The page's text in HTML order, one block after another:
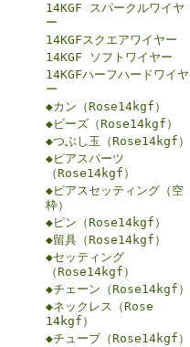
14KGF スパークルワイヤ
ー
14KGFスクエアワイヤー
14KGF ソフトワイヤー
14KGFハーフハードワイヤ
ー
◆カン（Rose14kgf）
◆ビーズ（Rose14kgf）
◆つぶし玉（Rose14kgf）
◆ピアスパーツ
（Rose14kgf）
◆ピアスセッティング（空
枠）
◆ピン（Rose14kgf）
◆留具（Rose14kgf）
◆セッティング
（Rose14kgf）
◆チェーン（Rose14kgf）
◆ネックレス（Rose
14kgf）
◆チューブ（Rose14kgf）